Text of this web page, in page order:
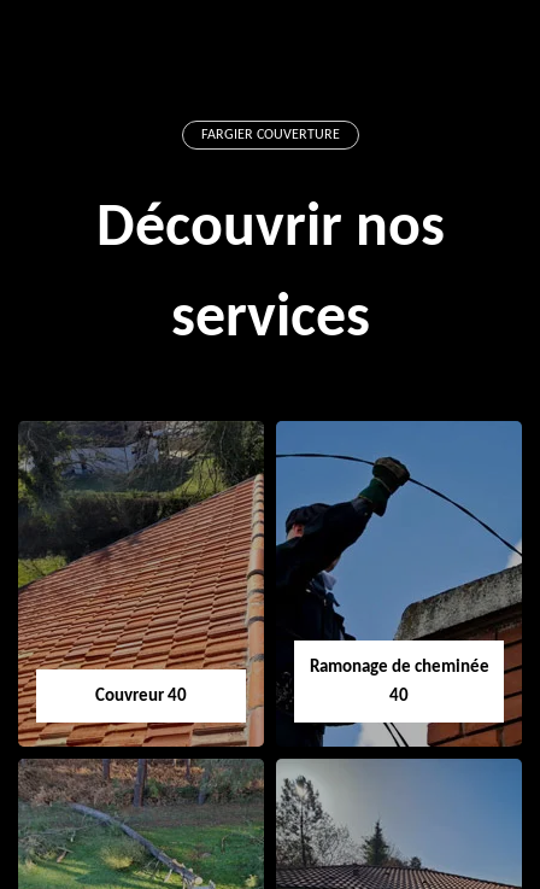
FARGIER COUVERTURE
Découvrir nos
services
Couvreur 40
Couvreur 40
Ramonage de cheminée
40
Ramonage de